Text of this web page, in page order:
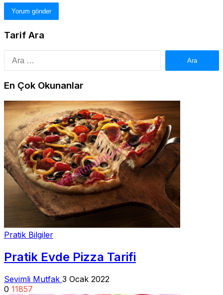
Tarif Ara
Arama:
En Çok Okunanlar
Pratik Bilgiler
Pratik Evde Pizza Tarifi
Sevimli Mutfak 3 Ocak 2022
0 11857